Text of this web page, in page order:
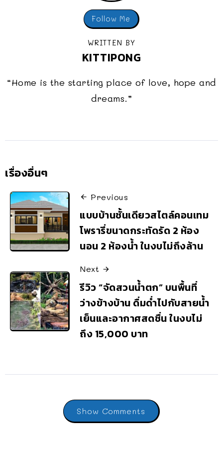
Follow Me
WRITTEN BY
KITTIPONG
“Home is the starting place of love, hope and
dreams.”
เรื่องอื่นๆ
Previous
แบบบ้านชั้นเดียวสไตล์คอนเทม
โพรารี่ขนาดกระทัดรัด 2 ห้อง
นอน 2 ห้องน้ำ ในงบไม่ถึงล้าน
Next
รีวิว “จัดสวนน้ำตก” บนพื้นที่
ว่างข้างบ้าน ดื่มด่ำไปกับสายน้ำ
เย็นและอากาศสดชื่น ในงบไม่
ถึง 15,000 บาท
Show Comments